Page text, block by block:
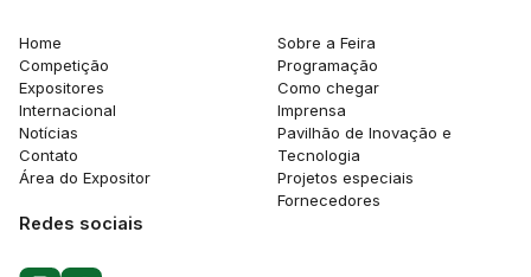
Home
Competição
Expositores
Internacional
Notícias
Contato
Área do Expositor
Sobre a Feira
Programação
Como chegar
Imprensa
Pavilhão de Inovação e
Tecnologia
Projetos especiais
Fornecedores
Redes sociais